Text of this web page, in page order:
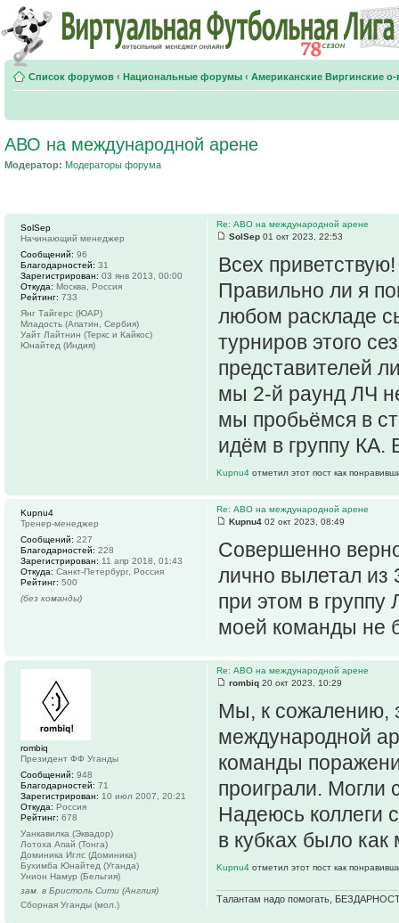
Список форумов ‹ Национальные форумы ‹ Американские Виргинские о-
АВО на международной арене
Модератор: Модераторы форума
Re: АВО на международной арене
SolSep 01 окт 2023, 22:53
Всех приветствую!
Правильно ли я
любом раскладе
турниров этого
представителей
мы 2-й раунд ЛЧ
мы пробьёмся в
идём в группу КА.
Kupnu4 отметил этот пост как
SolSep
Начинающий менеджер
Сообщений: 96
Благодарностей: 31
Зарегистрирован: 03 янв 2013, 00:00
Откуда: Москва, Россия
Рейтинг: 733
Янг Тайгерс (ЮАР)
Младость (Апатин, Сербия)
Уайт Лайтнин (Теркс и Кайкос)
Юнайтед (Индия)
Re: АВО на международной арене
Kupnu4 02 окт 2023, 08:49
Совершенно
лично вылетал
при этом в группу
моей команды не
Kupnu4
Тренер-менеджер
Сообщений: 227
Благодарностей: 228
Зарегистрирован: 11 апр 2018, 01:43
Откуда: Санкт-Петербург, Россия
Рейтинг: 500
(без команды)
Re: АВО на международной арене
rombiq 20 окт 2023, 10:29
Мы, к сожалению,
международной
команды
проиграли. Могли
Надеюсь коллеги
в кубках было
Kupnu4 отметил этот пост как
Талантам надо помогать,
rombiq
Президент ФФ Уганды
Сообщений: 948
Благодарностей: 71
Зарегистрирован: 10 июл 2007, 20:21
Откуда: Россия
Рейтинг: 678
Уанкавилка (Эквадор)
Лотоха Апай (Тонга)
Доминика Иглс (Доминика)
Бухимба Юнайтед (Уганда)
Унион Намур (Бельгия)
зам. в Бристоль Сити (Англия)
Сборная Уганды (мол.)